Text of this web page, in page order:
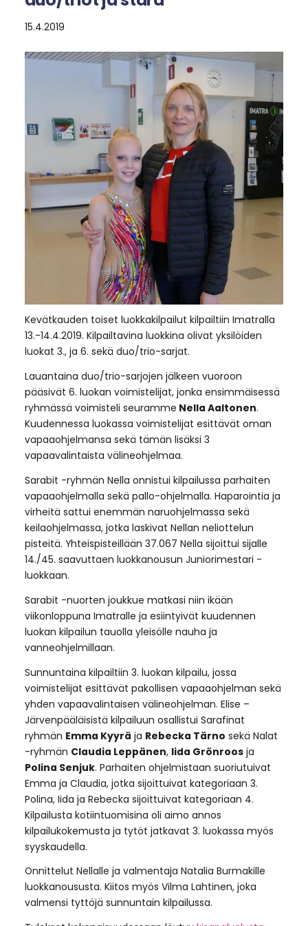
15.4.2019
Kevätkauden toiset luokkakilpailut kilpailtiin Imatralla
13.-14.4.2019. Kilpailtavina luokkina olivat yksilöiden
luokat 3., ja 6. sekä duo/trio-sarjat.
Lauantaina duo/trio-sarjojen jälkeen vuoroon
pääsivät 6. luokan voimistelijat, jonka ensimmäisessä
ryhmässä voimisteli seuramme Nella Aaltonen.
Kuudennessa luokassa voimistelijat esittävät oman
vapaaohjelmansa sekä tämän lisäksi 3
vapaavalintaista välineohjelmaa.
Sarabit -ryhmän Nella onnistui kilpailussa parhaiten
vapaaohjelmalla sekä pallo-ohjelmalla. Haparointia ja
virheitä sattui enemmän naruohjelmassa sekä
keilaohjelmassa, jotka laskivat Nellan neliottelun
pisteitä. Yhteispisteillään 37.067 Nella sijoittui sijalle
14./45. saavuttaen luokkanousun Juniorimestari -
luokkaan.
Sarabit -nuorten joukkue matkasi niin ikään
viikonloppuna Imatralle ja esiintyivät kuudennen
luokan kilpailun tauolla yleisölle nauha ja
vanneohjelmillaan.
Sunnuntaina kilpailtiin 3. luokan kilpailu, jossa
voimistelijat esittävät pakollisen vapaaohjelman sekä
yhden vapaavalintaisen välineohjelman. Elise –
Järvenpääläisistä kilpailuun osallistui Sarafinat
ryhmän Emma Kyyrä ja Rebecka Tärno sekä Nalat
-ryhmän Claudia Leppänen, Iida Grönroosja
Polina Senjuk. Parhaiten ohjelmistaan suoriutuivat
Emma ja Claudia, jotka sijoittuivat kategoriaan 3.
Polina, Iida ja Rebecka sijoittuivat kategoriaan 4.
Kilpailusta kotiintuomisina oli aimo annos
kilpailukokemusta ja tytöt jatkavat 3. luokassa myös
syyskaudella.
Onnittelut Nellalle ja valmentaja Natalia Burmakille
luokkanoususta. Kiitos myös Vilma Lahtinen, joka
valmensi tyttöjä sunnuntain kilpailussa.